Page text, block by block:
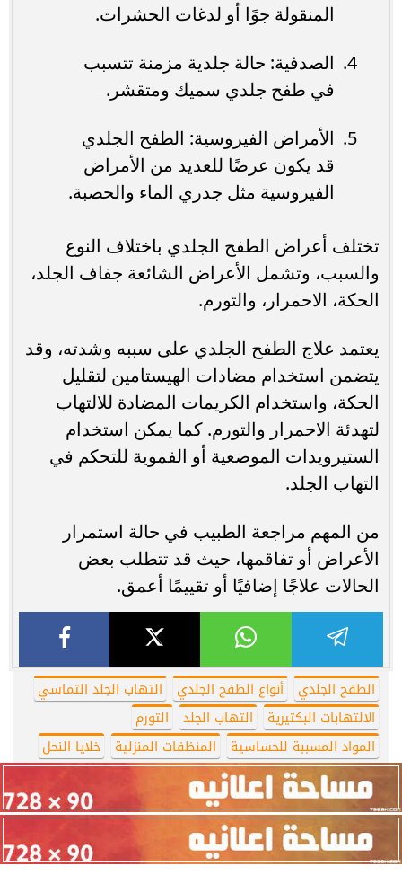
المنقولة جوًا أو لدغات الحشرات.
الصدفية: حالة جلدية مزمنة تتسبب
في طفح جلدي سميك ومتقشر.
الأمراض الفيروسية: الطفح الجلدي
قد يكون عرضًا للعديد من الأمراض
الفيروسية مثل جدري الماء والحصبة.
تختلف أعراض الطفح الجلدي باختلاف النوع
والسبب، وتشمل الأعراض الشائعة جفاف الجلد،
الحكة، الاحمرار، والتورم.
يعتمد علاج الطفح الجلدي على سببه وشدته، وقد
يتضمن استخدام مضادات الهيستامين لتقليل
الحكة، واستخدام الكريمات المضادة للالتهاب
لتهدئة الاحمرار والتورم. كما يمكن استخدام
الستيرويدات الموضعية أو الفموية للتحكم في
التهاب الجلد.
من المهم مراجعة الطبيب في حالة استمرار
الأعراض أو تفاقمها، حيث قد تتطلب بعض
الحالات علاجًا إضافيًا أو تقييمًا أعمق.
الطفح الجلدي أنواع الطفح الجلدي
التهاب الجلد التماسي
الالتهابات البكتيرية
التهاب الجلد
التورم
المواد المسببة للحساسية
المنظفات المنزلية خلايا النحل